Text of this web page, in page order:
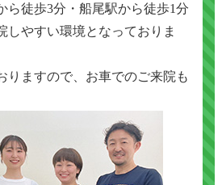
ら徒歩3分・船尾駅から徒歩1分
しやすい環境となっておりま
りますので、お車でのご来院も